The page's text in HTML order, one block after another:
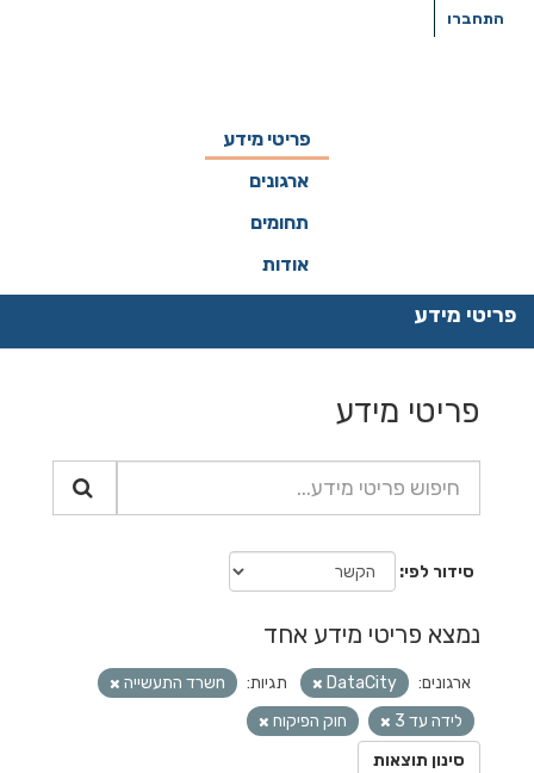
התחברו
פריטי מידע
ארגונים
תחומים
אודות
פריטי מידע
פריטי מידע
סידור לפי
נמצא פריטי מידע אחד
ארגונים: DataCity תגיות:
nשרד התעשייה
לידה עד 3
חוק הפיקוח
סינון תוצאות